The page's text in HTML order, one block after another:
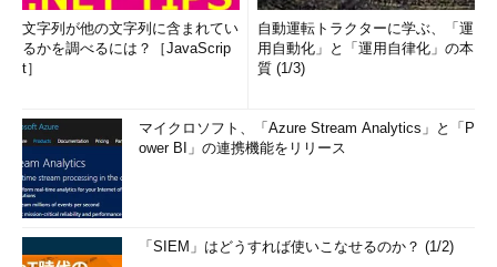
文字列が他の文字列に含まれてい
るかを調べるには？［JavaScrip
t］
自動運転トラクターに学ぶ、「運
用自動化」と「運用自律化」の本
質 (1/3)
マイクロソフト、「Azure Stream Analytics」と「P
ower BI」の連携機能をリリース
「SIEM」はどうすれば使いこなせるのか？ (1/2)